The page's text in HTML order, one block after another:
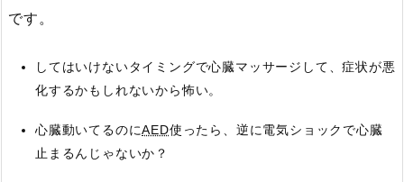
です。
してはいけないタイミングで心臓マッサージして、症状が悪
化するかもしれないから怖い。
心臓動いてるのにAED使ったら、逆に電気ショックで心臓
止まるんじゃないか？